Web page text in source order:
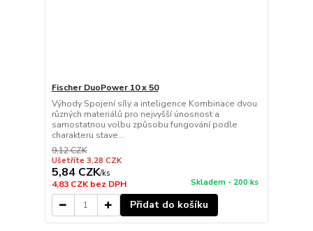
Fischer DuoPower 10 x 50
Výhody Spojení síly a inteligence Kombinace dvou
různých materiálů pro nejvyšší únosnost a
samostatnou volbu způsobu fungování podle
charakteru stave...
9,12 CZK
Ušetříte 3,28 CZK
5,84 CZK/ks
4,83 CZKbez DPH Skladem - 200 ks
Přidat do košíku